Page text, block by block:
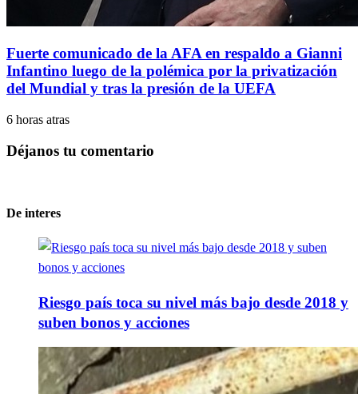
Fuerte comunicado de la AFA en respaldo a Gianni
Infantino luego de la polémica por la privatización
del Mundial y tras la presión de la UEFA
6 horas atras
Déjanos tu comentario
De interes
Riesgo país toca su nivel más bajo desde 2018 y
suben bonos y acciones